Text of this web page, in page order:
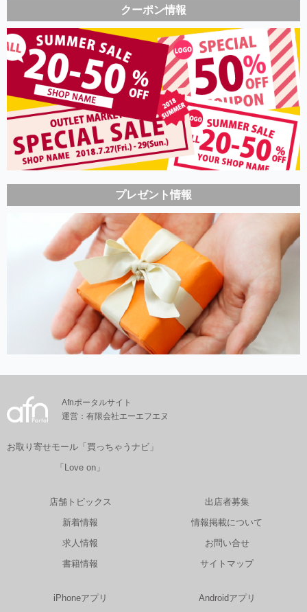
クーポン情報
プレゼント情報
Afnポータルサイト
運営：有限会社エーエフエヌ
お取り寄せモール「買っちゃうナビ」
「Love on」
店舗トピックス
新着情報
求人情報
書籍情報
出店者募集
情報掲載について
お問い合せ
サイトマップ
iPhoneアプリ Androidアプリ